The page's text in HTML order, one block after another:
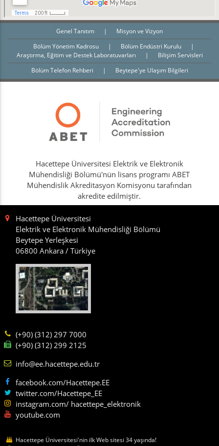
Genel Tanıtım |
Misyon ve Vizyon
Bölüm Yönetim Kadrosu
| Bölüm Endüstri Kurulu
|
Araştırma, Eğitim ve Destek Laboratuvarları
|
Bilişim Servisleri
Bölüm Telefon Rehberi
| Beytepe'ye Ulaşım Bilgileri
Hacettepe Üniversitesi Elektrik ve Elektronik
Mühendisliği Bölümü'nün lisans programı ABET
Mühendislik Akreditasyon Komisyonu tarafından
akredite edilmiştir.
Hacettepe Üniversitesi
Elektrik ve Elektronik Mühendisliği Bölümü
Beytepe Yerleşkesi
06800 Ankara / Türkiye
(+90) (312) 297 7000
(+90) (312) 299 2125
info@ee.hacettepe.edu.tr
facebook.com/Hacettepe.EE
twitter.com/Hacettepe_EE
instagram.com/ hacettepe_elektronik
youtube.com
Hacettepe Üniversitesi'nin ilk Web sitesi 34 yaşında!